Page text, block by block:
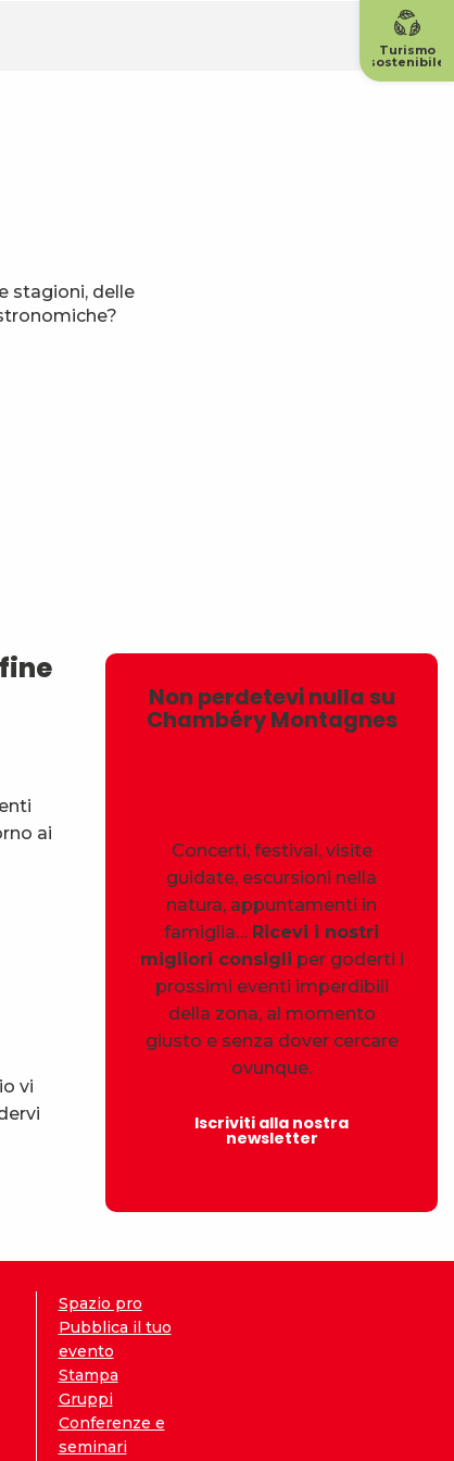
Turismo
sostenibile
stagioni, delle
ai
vi
Non perdetevi nulla su
Chambéry Montagnes
Concerti, festival, visite
guidate, escursioni nella
natura, appuntamenti in
famiglia… Ricevi i nostri
migliori consigli per goderti i
prossimi eventi imperdibili
della zona, al momento
giusto e senza dover cercare
ovunque.
Iscriviti alla nostra
newsletter
Spazio pro
Pubblica il tuo
evento
Stampa
Gruppi
Conferenze e
seminari